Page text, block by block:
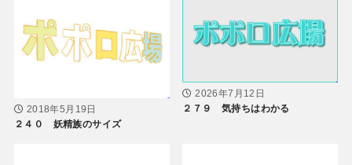
2018年5月19日
２４０ 妖精族のサイズ
2026年7月12日
２７９ 気持ちはわかる